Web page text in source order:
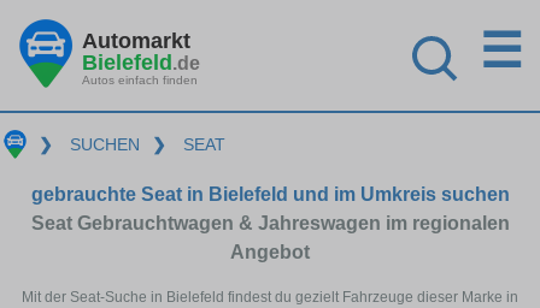
Automarkt
Bielefeld.de
Autos einfach finden
☰
❯ SUCHEN ❯ SEAT
gebrauchte Seat in Bielefeld und im Umkreis suchen
Seat Gebrauchtwagen & Jahreswagen im regionalen
Angebot
Mit der Seat-Suche in Bielefeld findest du gezielt Fahrzeuge dieser Marke in